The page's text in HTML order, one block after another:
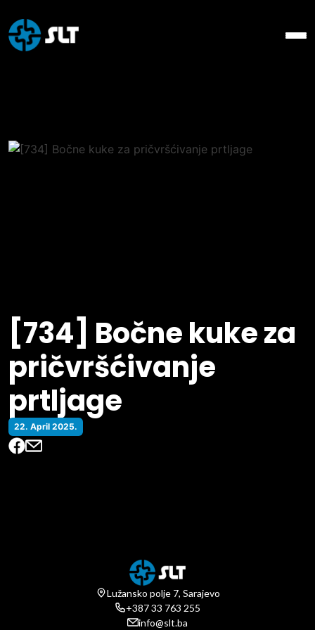
[734] Bočne kuke za
pričvršćivanje
prtljage
22. April 2025.
Lužansko polje 7, Sarajevo
+387 33 763 255
info@slt.ba